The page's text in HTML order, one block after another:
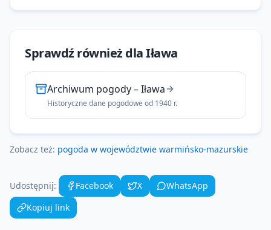
Sprawdź również dlaIława
Archiwum pogody–Iława
Historyczne dane pogodowe od 1940 r.
Zobacz też: pogoda w województwie warmińsko-mazurskie
Udostępnij: Facebook X
WhatsApp
Kopiuj link